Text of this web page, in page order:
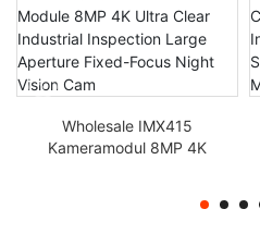
Wholesale IMX415
Kameramodul 8MP 4K